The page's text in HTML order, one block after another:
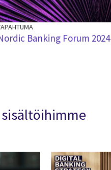
Banking Forum 2024